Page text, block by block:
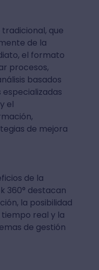
que
de la
el formato
procesos,
basados
el
de mejora
de la
360° destacan
la posibilidad
real y la
de gestión